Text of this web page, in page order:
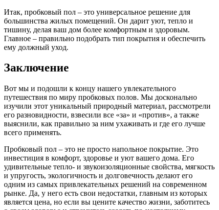
Итак, пробковый пол – это универсальное решение для
большинства жилых помещений. Он дарит уют, тепло и
тишину, делая ваш дом более комфортным и здоровым.
Главное – правильно подобрать тип покрытия и обеспечить
ему должный уход.
Заключение
Вот мы и подошли к концу нашего увлекательного
путешествия по миру пробковых полов. Мы досконально
изучили этот уникальный природный материал, рассмотрели
его разновидности, взвесили все «за» и «против», а также
выяснили, как правильно за ним ухаживать и где его лучше
всего применять.
Пробковый пол – это не просто напольное покрытие. Это
инвестиция в комфорт, здоровье и уют вашего дома. Его
удивительные тепло- и звукоизоляционные свойства, мягкость
и упругость, экологичность и долговечность делают его
одним из самых привлекательных решений на современном
рынке. Да, у него есть свои недостатки, главным из которых
является цена, но если вы цените качество жизни, заботитесь